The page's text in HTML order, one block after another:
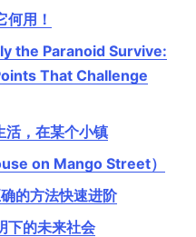
何用！
the Paranoid Survive:
That Challenge
活，在某个小镇
on Mango Street）
的方法快速进阶
下的未来社会